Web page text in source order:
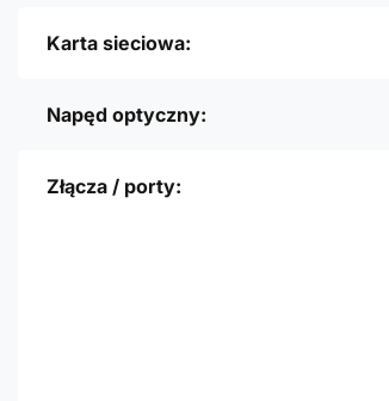
Karta sieciowa:
Napęd optyczny:
Złącza / porty: